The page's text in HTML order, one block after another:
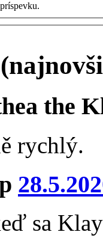
the
rychlý.
sa